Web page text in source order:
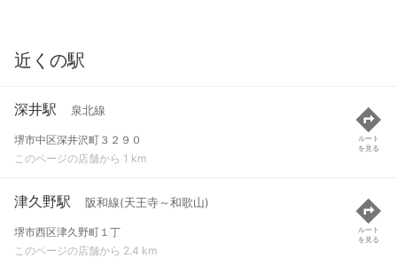
近くの駅
深井駅 泉北線
堺市中区深井沢町３２９０
このページの店舗から 1 km
ルート
を見る
津久野駅 阪和線(天王寺～和歌山)
堺市西区津久野町１丁
このページの店舗から 2.4 km
ルート
を見る